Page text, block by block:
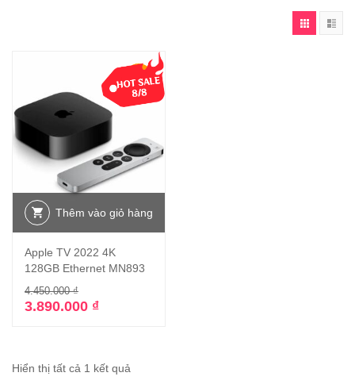
-13%
Thêm vào giỏ hàng
Apple TV 2022 4K
128GB Ethernet MN893
4.450.000₫
3.890.000 ₫
Hiển thị tất cả 1 kết quả